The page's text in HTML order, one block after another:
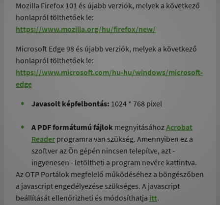
Mozilla Firefox 101 és újabb verziók, melyek a következő
honlapról tölthetőek le:
https://www.mozilla.org/hu/firefox/new/
Microsoft Edge 98 és újabb verziók, melyek a következő
honlapról tölthetőek le:
https://www.microsoft.com/hu-hu/windows/microsoft-
edge
Javasolt képfelbontás: 1024 * 768 pixel
A PDF formátumú fájlok megnyitásáhozAcrobat
Reader programra van szükség. Amennyiben ez a
szoftver az Ön gépén nincsen telepítve, azt -
ingyenesen - letöltheti a program nevére kattintva.
Az OTP Portálok megfelelő működéséhez a böngészőben
a javascript engedélyezése szükséges. A javascript
beállítását ellenőrizheti és módosíthatja itt.